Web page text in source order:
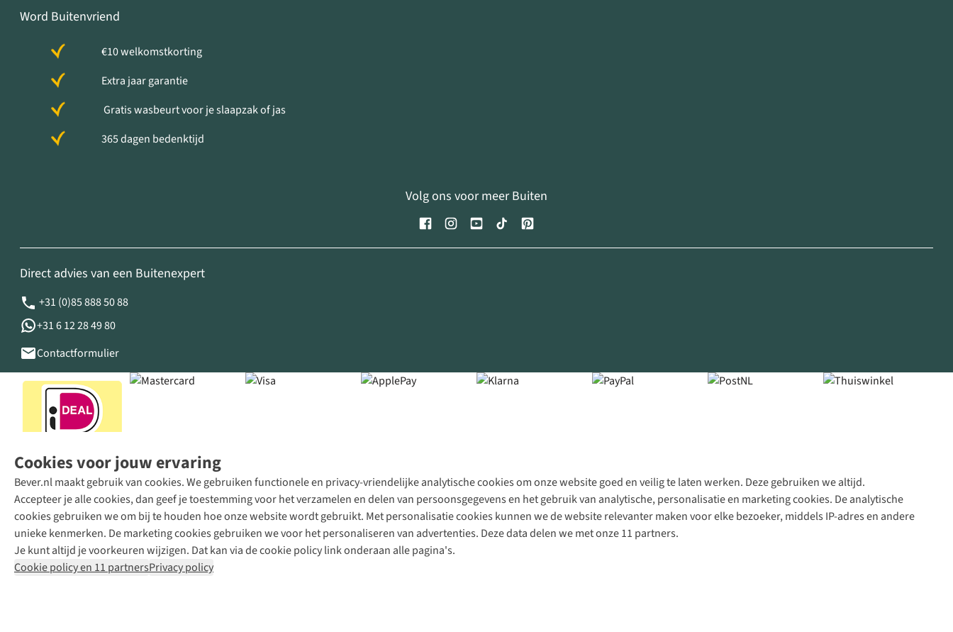
Cookies voor jouw ervaring
Bever.nl maakt gebruik van cookies. We gebruiken functionele en privacy-vriendelijke analytische cookies om onze website goed en veilig te laten werken. Deze gebruiken we altijd.
Accepteer je alle cookies, dan geef je toestemming voor het verzamelen en delen van persoonsgegevens en het gebruik van analytische, personalisatie en marketing cookies. De analytische
cookies gebruiken we om bij te houden hoe onze website wordt gebruikt. Met personalisatie cookies kunnen we de website relevanter maken voor elke bezoeker, middels IP-adres en andere
unieke kenmerken. De marketing cookies gebruiken we voor het personaliseren van advertenties. Deze data delen we met onze 11 partners.
Je kunt altijd je voorkeuren wijzigen. Dat kan via de cookie policy link onderaan alle pagina's.
Cookie policy en 11 partnersPrivacy policy
Word Buitenvriend
€10 welkomstkorting
Extra jaar garantie
Gratis wasbeurt voor je slaapzak of jas
365 dagen bedenktijd
Volg ons voor meer Buiten
Direct advies van een Buitenexpert
+31 (0)85 888 50 88
+31 6 12 28 49 80
Contactformulier